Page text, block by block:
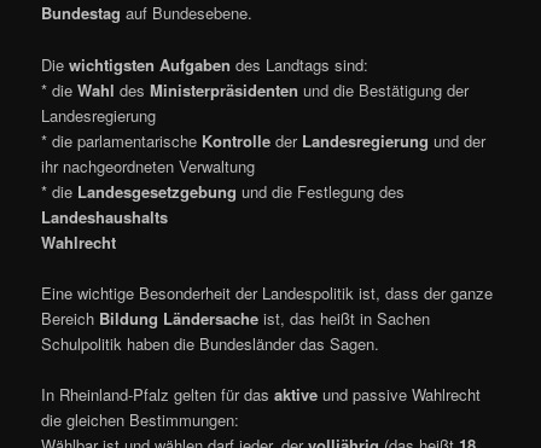
Bundestagauf Bundesebene.
Diewichtigsten Aufgaben des Landtags sind:
* dieWahldesMinisterpräsidentenund die Bestätigung der
Landesregierung
* die parlamentarische Kontrolleder Landesregierungund der
ihr nachgeordneten Verwaltung
* die Landesgesetzgebungund die Festlegung des
Landeshaushalts
Wahlrecht
Eine wichtige Besonderheit der Landespolitik ist, dass der ganze
Bereich Bildung Ländersache ist, das heißt in Sachen
Schulpolitik haben die Bundesländer das Sagen.
In Rheinland-Pfalz gelten für dasaktiveund passive Wahlrecht
die gleichen Bestimmungen: